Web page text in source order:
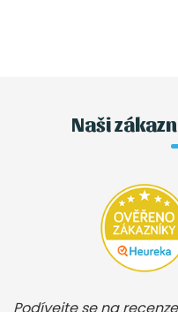
Naši
Podívejte se na